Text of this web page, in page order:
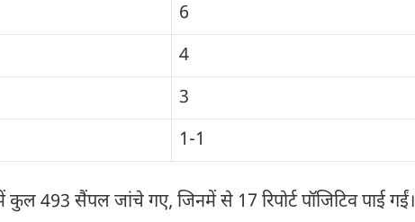
6
4
3
1-1
कुल 493 सैंपल जांचे गए, जिनमें से 17 रिपोर्ट पॉजिटिव पाई गईं।